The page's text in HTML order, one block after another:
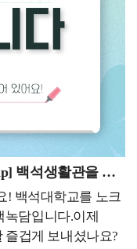
던 학부(과)의
학의 선발 방법은
와 같습니다.가.
를 선발함나.
에는 이수학기가
평균이 우수한 자
들은 기간 내에
카오톡 ㅣ
시 실시간 답변)
타그램 ㅣ
까지 7월에 진행되는
탈 없이 잘
방학 기간이 단순히
학기를 힘차게
만드는 유익한
학기 동안 정말 고생
을 누리시기를
간으로 사용한 학생의
점들을
관이 섞여있다는
을 통한 주거 부담
나 오피스텔에서
때 주거 비용을
력한 경제적 장점을
[예비 백석인 / 백석인들을 위한 Tip] 백석생활관을 소개합니다
! 백석대학교를 노크
녹담입니다.이제
즐겁게 보내셨나요?